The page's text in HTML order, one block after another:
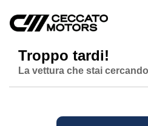
Troppo tardi!
La vettura che stai